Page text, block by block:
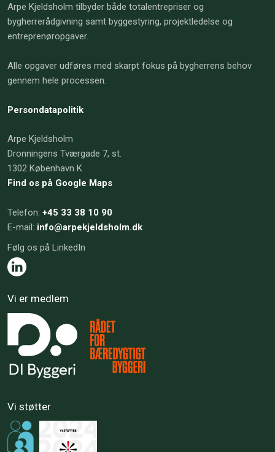
Arpe Kjeldsholm tilbyder både totalentrepriser og
bygherrerådgivning samt byggestyring, projektledelse og
entreprenøropgaver.
Alle opgaver udføres med skarpt fokus på bygherrens behov
gennem hele processen.
Persondatapolitik
Arpe Kjeldsholm
Dronningens Tværgade 7, st.
​1302 København K
Find os på Google Maps
​Telefon: +45 33 38 10 90
E-mail: info@arpekjeldsholm.dk​
Følg os på LinkedIn
Vi er medlem
Vi støtter​